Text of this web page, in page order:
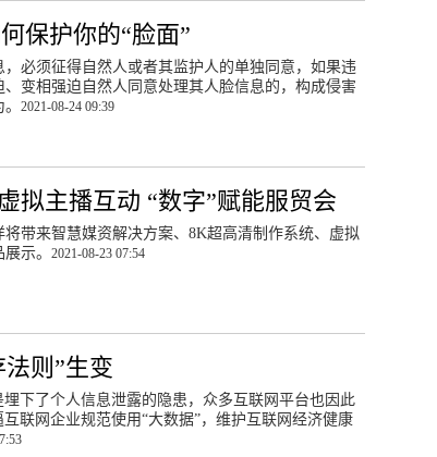
保护你的“脸面”
，必须征得自然人或者其监护人的单独同意，如果违
变相强迫自然人同意处理其人脸信息的，构成侵害
2021-08-24 09:39
拟主播互动 “数字”赋能服贸会
将带来智慧媒资解决方案、8K超高清制作系统、虚拟
示。 2021-08-23 07:54
则”生变
下了个人信息泄露的隐患，众多互联网平台也因此
联网企业规范使用“大数据”，维护互联网经济健康